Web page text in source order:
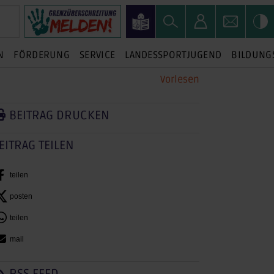
FÖRDERUNG SERVICE LANDESSPORTJUGEND
Vorlesen
BEITRAG DRUCKEN
TEILEN
teilen
posten
teilen
mail